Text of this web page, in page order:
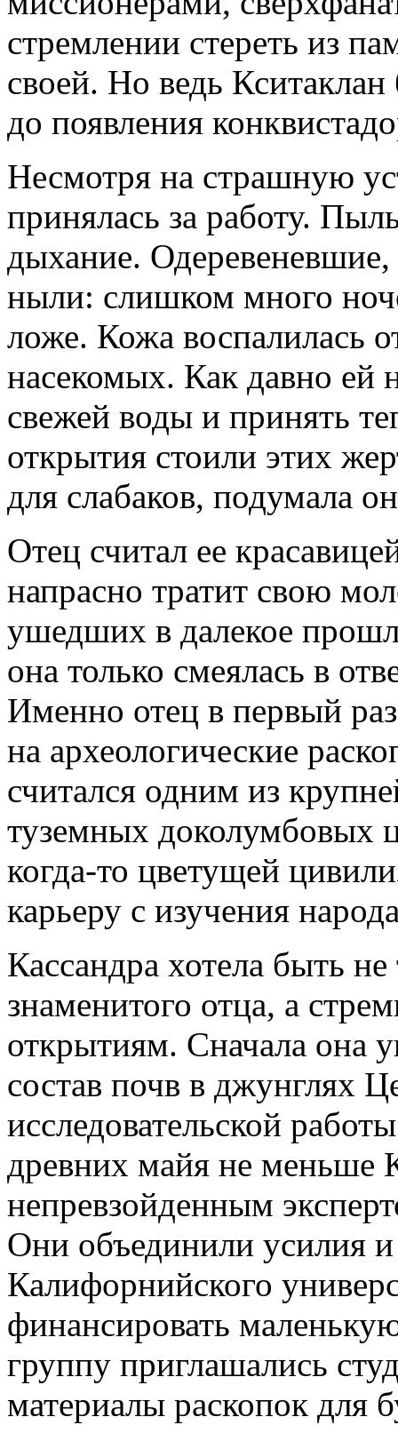
стремлении стереть из
своей. Но ведь
до появления
Несмотря на страшную
принялась за работу.
дыхание.
ныли: слишком много
ложе. Кожа воспалилась
насекомых. Как давно ей
свежей воды и принять
открытия стоили этих
для слабаков, подумала
Отец считал ее
напрасно тратит свою
ушедших в далекое
она только смеялась в
Именно отец в первый
на археологические
считался одним из
туземных доколумбовых
когда-то цветущей
карьеру с изучения
Кассандра хотела быть не
знаменитого отца, а
открытиям. Сначала она
состав почв в джун­глях
исследо­вательской
древних майя не меньше
непревзойденным
Они объединили усилия
Калифорнийского
финансировать
группу приглашались
материалы раскопок для